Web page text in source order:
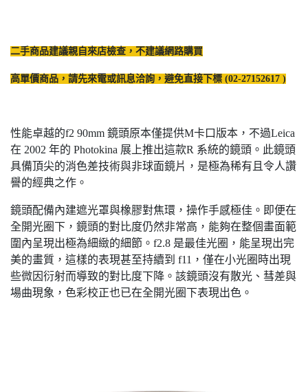
二手商品建議親自來店檢查，不建議網路購買
高單價商品，請先來電或訊息洽詢，避免直接下標 (02-27152617 )
性能卓越的f2 90mm 鏡頭原本僅提供M卡口版本，不過Leica
在 2002 年的 Photokina 展上推出這款R 系統的鏡頭。此鏡頭
具備頂尖的消色差技術與非球面鏡片，是極為稀有且令人讚
譽的經典之作。
鏡頭配備內建遮光罩與橡膠對焦環，操作手感極佳。即便在
全開光圈下，鏡頭的對比度仍然非常高，能夠在整個畫面範
圍內呈現出極為細緻的細節。f2.8 是最佳光圈，能呈現出完
美的畫質，這樣的表現甚至持續到 f11，僅在小光圈時出現
些微因衍射而導致的對比度下降。該鏡頭沒有散光、彗差與
場曲現象，色彩校正也已在全開光圈下表現出色。